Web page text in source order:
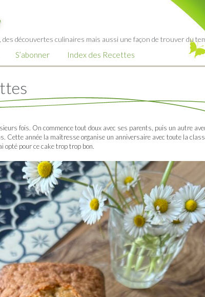
des découvertes culinaires mais aussi une façon de trouver du
S’abonner Index des Recettes
fois. On commence tout doux avec ses parents, puis un autre
Cette année la maîtresse organise un anniversaire avec toute la
opté pour ce cake trop trop bon.